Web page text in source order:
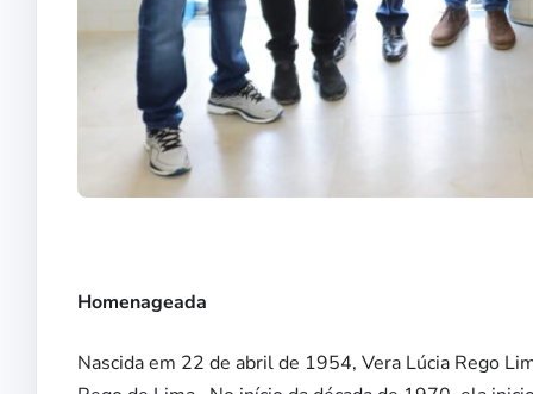
Homenageada
Nascida em 22 de abril de 1954, Vera Lúcia Rego